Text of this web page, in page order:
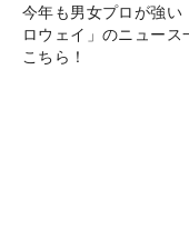
今年も男女プロが強い
ロウェイ」のニュース
こちら！